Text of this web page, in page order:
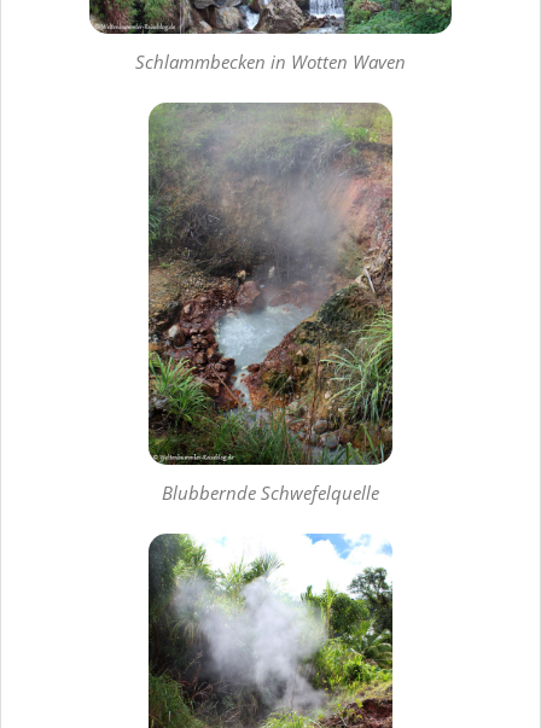
Schlammbecken in Wotten Waven
Blubbernde Schwefelquelle